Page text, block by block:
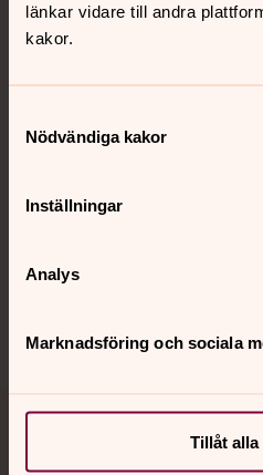
länkar vidare till andra
kakor.
Nödvändiga kakor
Inställningar
Analys
Marknadsföring och sociala
Tillåt alla
Kontakt
Sociala kanaler
Jourhavande präst